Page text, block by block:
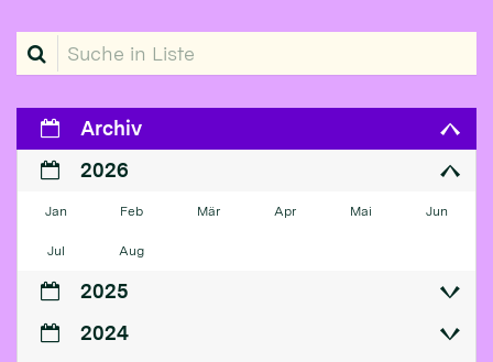
Suche in Liste
Archiv
2026
Jan Feb Mär Apr Mai Jun
Jul Aug
2025
2024